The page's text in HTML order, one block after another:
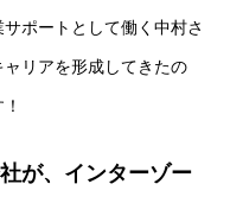
ポートとして働く中村さ
リアを形成してきたの
が、インターゾー